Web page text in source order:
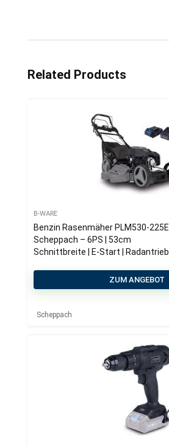
Related Products
B-WARE
Benzin Rasenmäher PLM530-225E
Scheppach – 6PS | 53cm
Schnittbreite | E-Start | Radantrieb |
ZUM ANGEBOT
Scheppach